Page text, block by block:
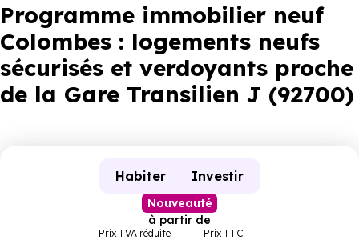
Financer
Programme immobilier neuf
Colombes : logements neufs
sécurisés et verdoyants proche
de la Gare Transilien J (92700)
Habiter Investir
Nouveauté
à partir de
Prix TVA réduite Prix TTC